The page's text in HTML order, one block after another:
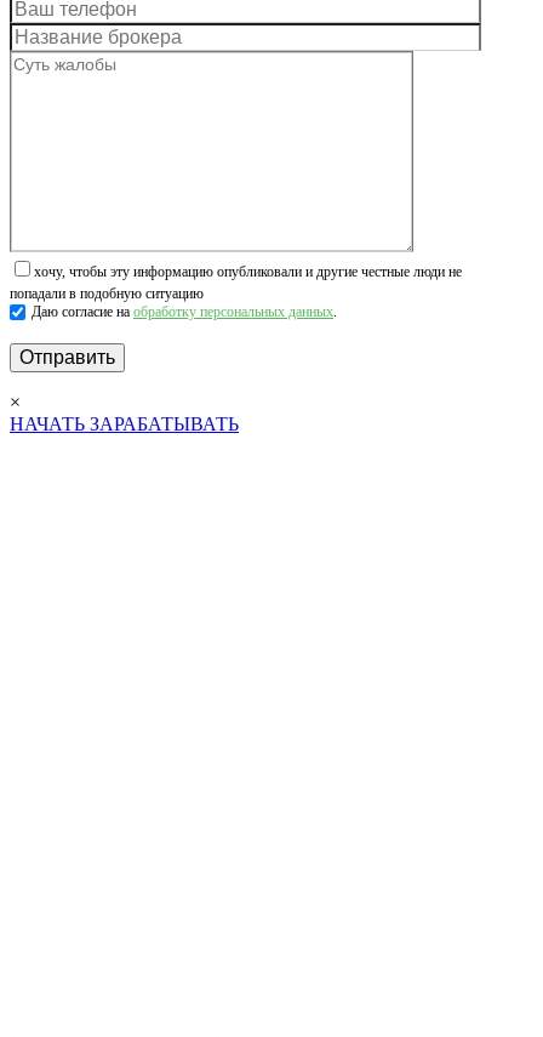
хочу, чтобы эту информацию опубликовали и другие честные люди не
попадали в подобную ситуацию
Даю согласие на обработку персональных данных.
×
НАЧАТЬ ЗАРАБАТЫВАТЬ